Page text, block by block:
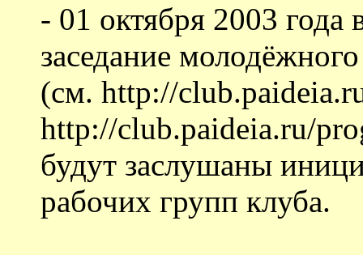
- 01 октября 2003 года
заседание
(см. http://
http://club.paideia.ru/
будут заслушаны
рабочих групп клуба.